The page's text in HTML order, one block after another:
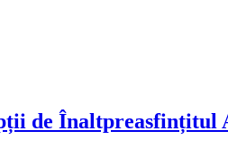
de Înaltpreasfințitul